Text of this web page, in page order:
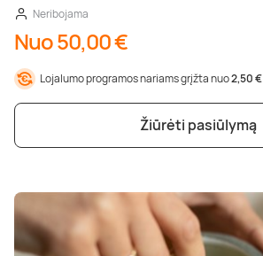
Neribojama
Nuo 50,00 €
Lojalumo programos nariams grįžta nuo2,50 €
Žiūrėti pasiūlymą